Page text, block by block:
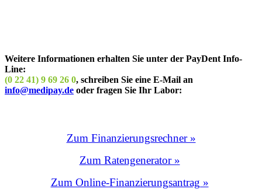
Weitere Informationen erhalten Sie unter der PayDent Info-
Line:
(0 22 41) 9 69 26 0, schreiben Sie eine E-Mail an
info@medipay.de oder fragen Sie Ihr Labor:
Zum Finanzierungsrechner »
Zum Ratengenerator »
Zum Online-Finanzierungsantrag »